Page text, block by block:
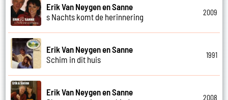
Erik Van Neygen en Sanne
s Nachts komt de herinnering
2009
Erik Van Neygen en Sanne
Schim in dit huis
1991
Erik Van Neygen en Sanne
2008